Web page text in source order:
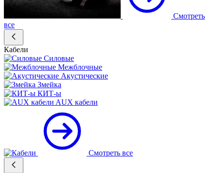
Смотреть
все
Кабели
Силовые
Межблочные
Акустические
Змейка
КИТ-ы
AUX кабели
Смотреть все